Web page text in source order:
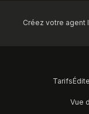
Créez votre agent
Tarifs
Vue